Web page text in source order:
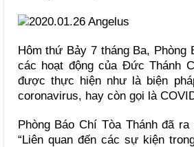
Hôm thứ Bảy 7 tháng Ba, Phòng
các hoạt động của Đức Thánh
được thực hiện như là biện
coronavirus, hay còn gọi là
Phòng Báo Chí Tòa Thánh đã
“Liên quan đến các sự kiện